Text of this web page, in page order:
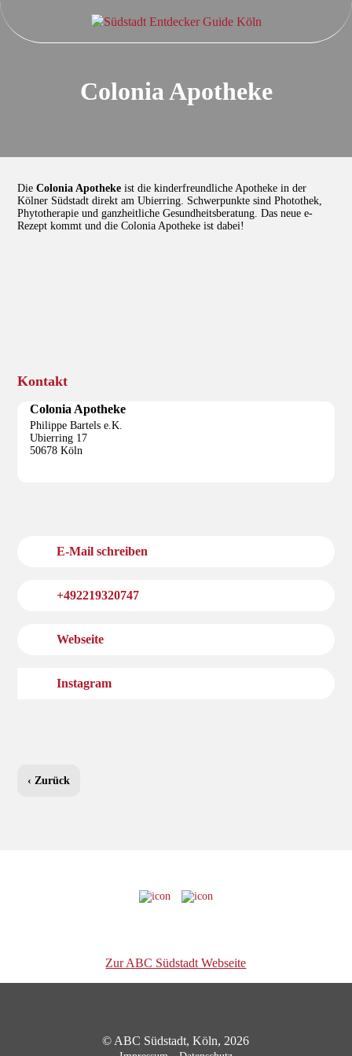
Colonia Apotheke
DieColonia Apotheke ist die kinderfreundliche Apotheke in der
Kölner Südstadt direkt am Ubierring. Schwerpunkte sind Photothek,
Phytotherapie und ganzheitliche Gesundheitsberatung. Das neue e-
Rezept kommt und die Colonia Apotheke ist dabei!
Kontakt
Colonia Apotheke
Philippe Bartels e.K.
Ubierring 17
50678 Köln
E-Mail schreiben
+492219320747
Webseite
Instagram
‹ Zurück
Zur ABC Südstadt Webseite
© ABC Südstadt, Köln, 2026